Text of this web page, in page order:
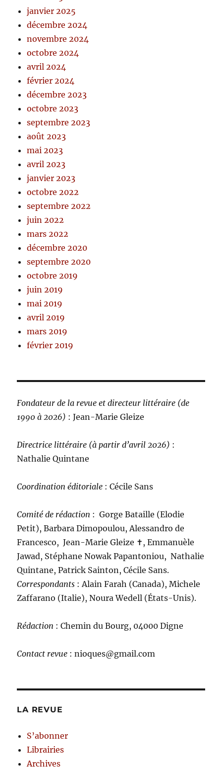
janvier 2025
décembre 2024
novembre 2024
octobre 2024
avril 2024
février 2024
décembre 2023
octobre 2023
septembre 2023
août 2023
mai 2023
avril 2023
janvier 2023
octobre 2022
septembre 2022
juin 2022
mars 2022
décembre 2020
septembre 2020
octobre 2019
juin 2019
mai 2019
avril 2019
mars 2019
février 2019
Fondateur de la revue et directeur littéraire (de
1990 à 2026) : Jean-Marie Gleize
Directrice littéraire (à partir d’avril 2026) :
Nathalie Quintane
Coordination éditoriale : Cécile Sans
Comité de rédaction : Gorge Bataille (Elodie
Petit), Barbara Dimopoulou, Alessandro de
Francesco, Jean-Marie Gleize ‪✝︎, Emmanuèle
Jawad, Stéphane Nowak Papantoniou, Nathalie
Quintane, Patrick Sainton, Cécile Sans.
Correspondants : Alain Farah (Canada), Michele
Zaffarano (Italie), Noura Wedell (États-Unis).
Rédaction : Chemin du Bourg, 04000 Digne
Contact revue : nioques@gmail.com
LA REVUE
S’abonner
Librairies
Archives